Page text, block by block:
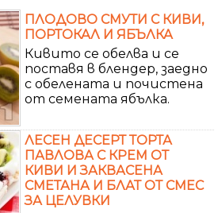
ПЛОДОВО СМУТИ С КИВИ,
ПОРТОКАЛ И ЯБЪЛКА
Кивито се обелва и се
поставя в блендер, заедно
с обелената и почистена
от семената ябълка.
ЛЕСЕН ДЕСЕРТ ТОРТА
ПАВЛОВА С КРЕМ ОТ
КИВИ И ЗАКВАСЕНА
СМЕТАНА И БЛАТ ОТ СМЕС
ЗА ЦЕЛУВКИ